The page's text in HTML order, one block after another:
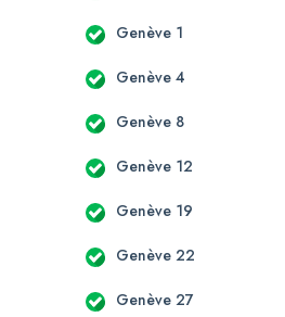
Genève 1
Genève 4
Genève 8
Genève 12
Genève 19
Genève 22
Genève 27